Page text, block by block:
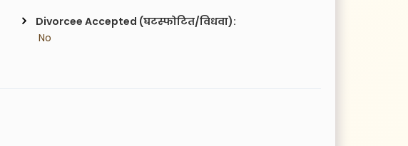
Divorcee Accepted (घटस्फोटित/विधवा):
No